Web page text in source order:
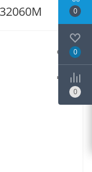
0
0
0